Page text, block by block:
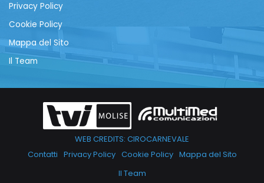
Privacy Policy
Cookie Policy
Mappa del Sito
Il Team
WEB CREDITS: CIROCARNEVALE
Contatti Privacy Policy Cookie Policy Mappa del Sito
Il Team